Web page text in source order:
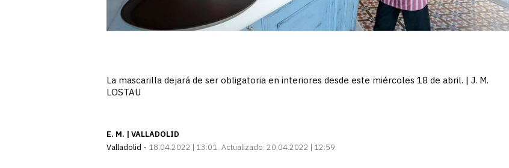
La mascarilla dejará de ser obligatoria en interiores desde este miércoles 18 de abril. | J. M.
LOSTAU
E. M. | VALLADOLID
Valladolid
18.04.2022 | 13:01 Actualizado: 20.04.2022 | 12:59